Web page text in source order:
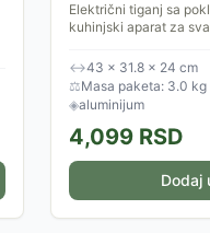
Električni tiganj sa
kuhinjski aparat za
termostat sa
↔43 × 31.8 × 24 cm
⚖Masa paketa: 3.0 kg
◈aluminijum
4,099 RSD
Dodaj